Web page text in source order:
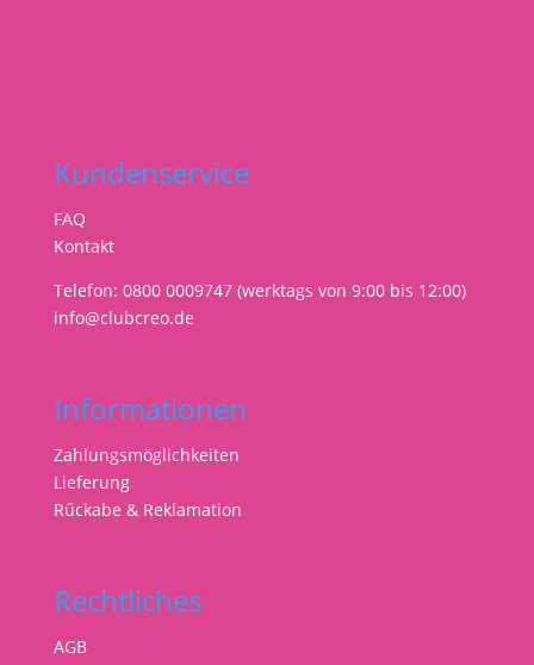
Kundenservice
FAQ
Kontakt
Telefon: 0800 0009747 (werktags von 9:00 bis 12:00)
info@clubcreo.de
Informationen
Zahlungsmöglichkeiten
Lieferung
Rűckabe & Reklamation
Rechtliches
AGB